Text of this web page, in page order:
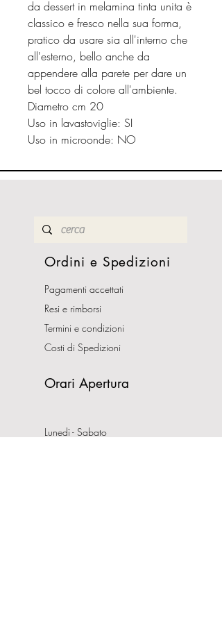
da dessert in melamina tinta unita è
classico e fresco nella sua forma,
pratico da usare sia all'interno che
all'esterno, bello anche da
appendere alla parete per dare un
bel tocco di colore all'ambiente.
Diametro cm 20
Uso in lavastoviglie: SI
Uso in microonde: NO
Ordini e Spedizioni
Pagamenti accettati
Resi e rimborsi
Termini e condizioni
Costi di Spedizioni
Orari Apertura
Lunedì - Sabato